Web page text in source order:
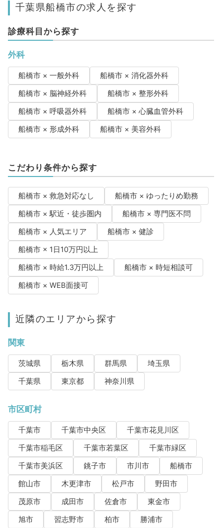
千葉県船橋市の求人を探す
診療科目から探す
外科
船橋市 × 一般外科
船橋市 × 消化器外科
船橋市 × 脳神経外科
船橋市 × 整形外科
船橋市 × 呼吸器外科
船橋市 × 心臓血管外科
船橋市 × 形成外科
船橋市 × 美容外科
こだわり条件から探す
船橋市 × 救急対応なし
船橋市 × ゆったりめ勤務
船橋市 × 駅近・徒歩圏内
船橋市 × 専門医不問
船橋市 × 人気エリア
船橋市 × 健診
船橋市 × 1日10万円以上
船橋市 × 時給1.3万円以上
船橋市 × 時短相談可
船橋市 × WEB面接可
近隣のエリアから探す
関東
茨城県 栃木県 群馬県
埼玉県
千葉県
東京都 神奈川県
市区町村
千葉市 千葉市中央区
千葉市花見川区
千葉市稲毛区
千葉市若葉区
千葉市緑区
千葉市美浜区
銚子市 市川市
船橋市
館山市
木更津市 松戸市
野田市
茂原市
成田市 佐倉市
東金市
旭市
習志野市 柏市
勝浦市